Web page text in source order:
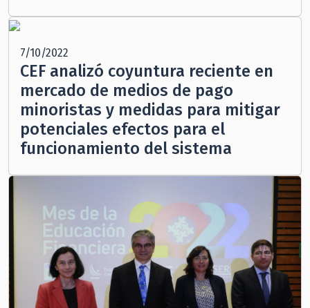
7/10/2022
CEF analizó coyuntura reciente en
mercado de medios de pago
minoristas y medidas para mitigar
potenciales efectos para el
funcionamiento del sistema